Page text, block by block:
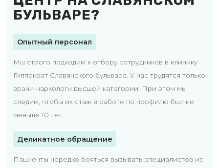
БУЛЬВАРЕ?
Опытный персонал
Мы строго подходим к отбору сотрудников в клинику
Гиппократ Славянского бульвара. У нас трудятся только
врачи-наркологи высшей категории. При этом мы
следим, чтобы их стаж в работе по профилю был не
меньше 10 лет.
Деликатное обращение
Пациенты нередко бояться вызывать специалистов из